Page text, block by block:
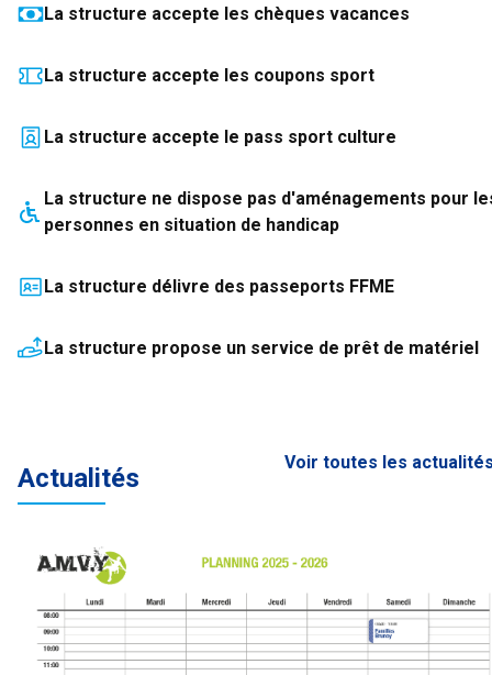
La structure accepte les chèques vacances
La structure accepte les coupons sport
La structure accepte le pass sport culture
La structure ne dispose pas d'aménagements pour
personnes en situation de handicap
La structure délivre des passeports FFME
La structure propose un service de prêt de matériel
Actualités
Voir toutes les